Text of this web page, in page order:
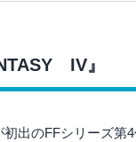
IV』
初出のFFシリーズ第